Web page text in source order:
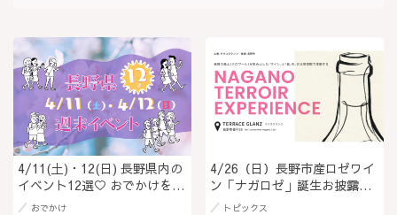
4/11(土)・12(日) 長野県内の
イベント12選♡ おでかけを楽
しもう！
おでかけ
4/26（日）長野市産ロゼワイ
ン「ナガロゼ」誕生お披露目
会開催！＠長野市
トピックス